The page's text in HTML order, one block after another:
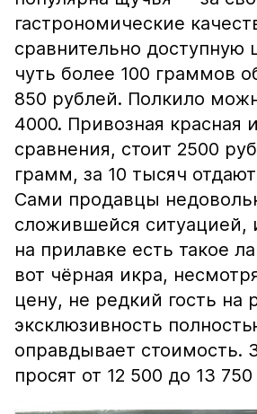
гастрономические
сравнительно доступную
чуть более 100 граммов
850 рублей. Полкило
4000. Привозная красная
сравнения, стоит 2500
грамм, за 10 тысяч
Сами продавцы
сложившейся ситуацией,
на прилавке есть такое
вот чёрная икра,
цену, не редкий гость на
эксклюзивность
оправдывает стоимость.
просят от 12 500 до 13